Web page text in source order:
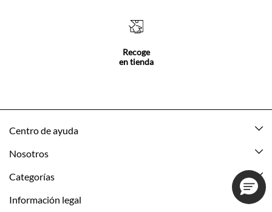
Centro de ayuda